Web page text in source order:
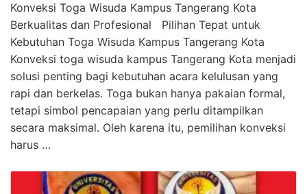
Konveksi Toga Wisuda Kampus Tangerang Kota
Berkualitas dan Profesional Pilihan Tepat untuk
Kebutuhan Toga Wisuda Kampus Tangerang Kota
Konveksi toga wisuda kampus Tangerang Kota menjadi
solusi penting bagi kebutuhan acara kelulusan yang
rapi dan berkelas. Toga bukan hanya pakaian formal,
tetapi simbol pencapaian yang perlu ditampilkan
secara maksimal. Oleh karena itu, pemilihan konveksi
harus …